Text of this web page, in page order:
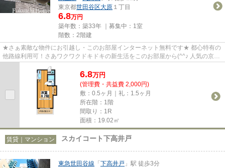
東京都世田谷区大原 １丁目
6.8万円
築年数：築33年 ｜募集中： 1室
階数：2階建
★さぁ素敵な物件にお引越し・このお部屋インターネット無料です★ 都心特有の
他路線利用可！さあワクワクドキドキの新生活をこのお部屋から(^^♪ 人気の京王
線南側エリア、下北沢駅も利...
6.8万円
(管理費・共益費 2,000円)
敷：0.5ヶ月｜礼：1.5ヶ月
所在階：1階
間取り：1R
面積：19.02㎡
賃貸｜マンション スカイコート下高井戸
東急世田谷線 「下高井戸 」駅 徒歩3分